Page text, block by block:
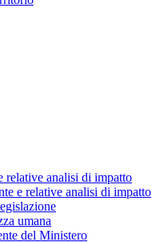
relative analisi di impatto
e relative analisi di impatto
umana
del Ministero